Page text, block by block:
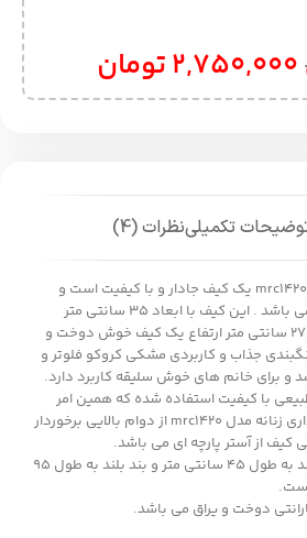
2,750,000تومان
تکمیلینظرات (4)
کیف چرم اداری زنانه مدل mrc1420 یک کیف جادار و با کیفیت است و
مناسب مکان های اداری می باشد . این کیف با ابعاد 35 سانتی متر
طول 7 سانتی متر عرض و 27 سانتی متر ارتفاع یک کیف خوش دوخت و
جذاب و کاربردی مشکی کروکو فلوتر و
و برای خانم های خوش سلیقه کاربرد دارد.
با کیفیت استفاده شده که همین امر
موجب شده تا کیف چرم اداری زنانه مدل mrc1420 از دوام بالایی برخوردار
از آستر پارچه ای می باشد.
در طراحی این کیف از دو بند به طول 45 سانتی متر و بند بلند به طول 95